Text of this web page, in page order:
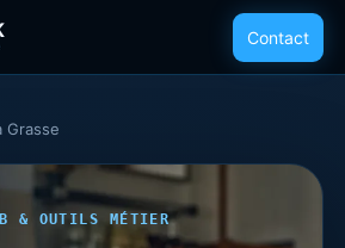
Contact
Grasse
& OUTILS MÉTIER